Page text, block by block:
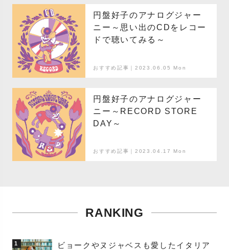
円盤好子のアナログジャー
ニー～思い出のCDをレコー
ドで聴いてみる～
おすすめ記事｜2023.06.05 Mon
円盤好子のアナログジャー
ニー～RECORD STORE
DAY～
おすすめ記事｜2023.04.17 Mon
RANKING
1
ビョークやヌジャベスも愛したイタリア